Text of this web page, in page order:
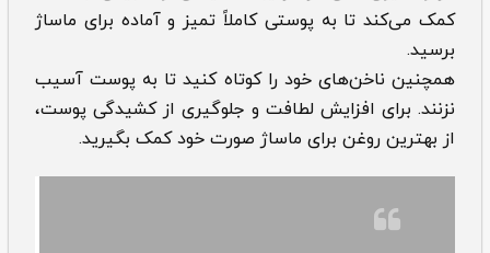
کمک می‌کند تا به پوستی کاملاً تمیز و آماده برای ماساژ
برسید.
همچنین ناخن‌های خود را کوتاه کنید تا به پوست آسیب
نزنند. برای افزایش لطافت و جلوگیری از کشیدگی پوست،
از بهترین روغن برای ماساژ صورت خود کمک بگیرید.